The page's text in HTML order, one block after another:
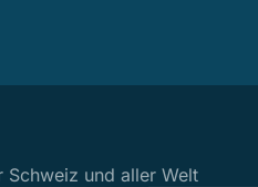
Schweiz und aller Welt